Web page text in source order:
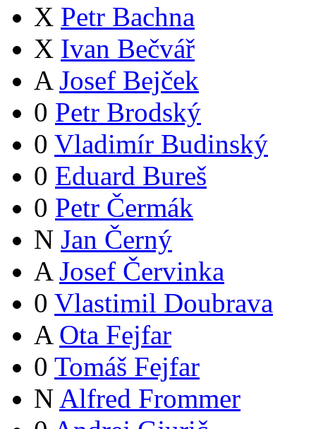
X Petr Bachna
X Ivan Bečvář
A Josef Bejček
0 Petr Brodský
0 Vladimír Budinský
0 Eduard Bureš
0 Petr Čermák
N Jan Černý
A Josef Červinka
0 Vlastimil Doubrava
A Ota Fejfar
0 Tomáš Fejfar
N Alfred Frommer